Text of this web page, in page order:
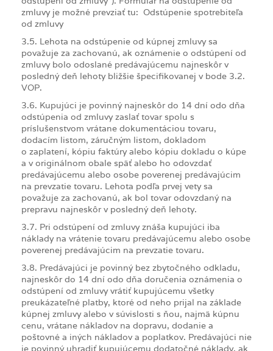
zmluvy je možné prevziať tu: Odstúpenie spotrebiteľa
od zmluvy
3.5. Lehota na odstúpenie od kúpnej zmluvy sa
považuje za zachovanú, ak oznámenie o odstúpení od
zmluvy bolo odoslané predávajúcemu najneskôr v
posledný deň lehoty bližšie špecifikovanej v bode 3.2.
VOP.
3.6. Kupujúci je povinný najneskôr do 14 dní odo dňa
odstúpenia od zmluvy zaslať tovar spolu s
príslušenstvom vrátane dokumentáciou tovaru,
dodacím listom, záručným listom, dokladom
o zaplatení, kópiu faktúry alebo kópiu dokladu o kúpe
a v originálnom obale späť alebo ho odovzdať
predávajúcemu alebo osobe poverenej predávajúcim
na prevzatie tovaru. Lehota podľa prvej vety sa
považuje za zachovanú, ak bol tovar odovzdaný na
prepravu najneskôr v posledný deň lehoty.
3.7. Pri odstúpení od zmluvy znáša kupujúci iba
náklady na vrátenie tovaru predávajúcemu alebo osobe
poverenej predávajúcim na prevzatie tovaru.
3.8. Predávajúci je povinný bez zbytočného odkladu,
najneskôr do 14 dní odo dňa doručenia oznámenia o
odstúpení od zmluvy vrátiť kupujúcemu všetky
preukázateľné platby, ktoré od neho prijal na základe
kúpnej zmluvy alebo v súvislosti s ňou, najmä kúpnu
cenu, vrátane nákladov na dopravu, dodanie a
poštovné a iných nákladov a poplatkov. Predávajúci nie
je povinný uhradiť kupujúcemu dodatočné náklady, ak